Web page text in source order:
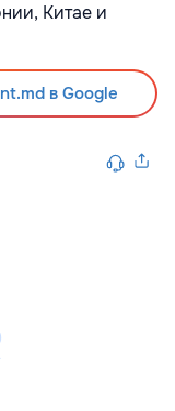
Китае и
в Google